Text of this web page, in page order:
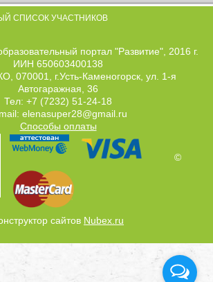
СПИСОК УЧАСТНИКОВ
портал "Развитие", 2016 г.
ИИН 650603400138
070001, г.Усть-Каменогорск, ул. 1-я
Автогаражная, 36
Тел: +7 (7232) 51-24-18
elenasuper28@gmail.ru
Способы оплаты
©
сайтов Nubex.ru